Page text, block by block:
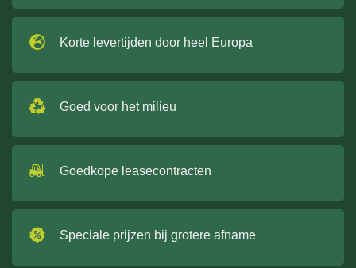
Korte levertijden door heel Europa
Goed voor het milieu
Goedkope leasecontracten
Speciale prijzen bij grotere afname